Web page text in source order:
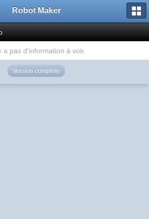
Robot Maker
a pas d'information à voir.
Version complète